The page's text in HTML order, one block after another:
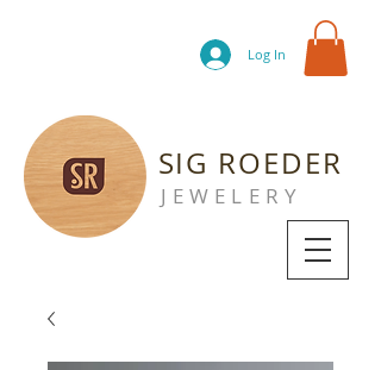
SIG ROEDER
Log In
JEWELERY